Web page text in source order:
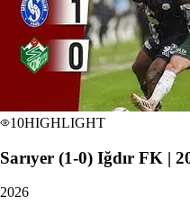
10HIGHLIGHT
Sarıyer (1-0) Iğdır FK |
2026